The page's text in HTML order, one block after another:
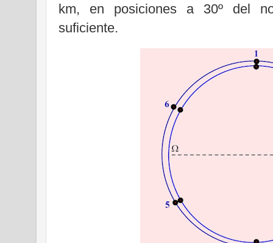
km, en posiciones a 30º del
suficiente.